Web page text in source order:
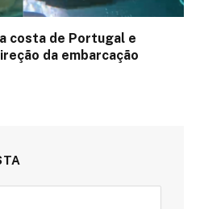
costa de Portugal e
da embarcação